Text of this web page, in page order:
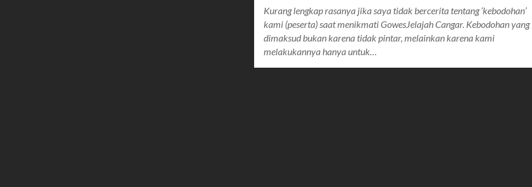
Kurang lengkap rasanya jika saya tidak bercerita tentang ‘kebodohan’
kami (peserta) saat menikmati GowesJelajah Cangar. Kebodohan yang
dimaksud bukan karena tidak pintar, melainkan karena kami
melakukannya hanya untuk…